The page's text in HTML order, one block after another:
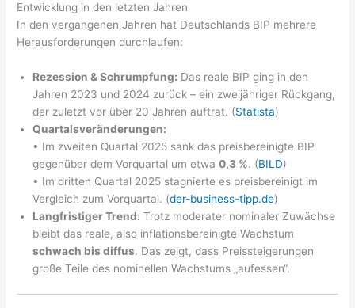
Entwicklung in den letzten Jahren
In den vergangenen Jahren hat Deutschlands BIP mehrere
Herausforderungen durchlaufen:
Rezession & Schrumpfung: Das reale BIP ging in den
Jahren 2023 und 2024 zurück – ein zweijähriger Rückgang,
der zuletzt vor über 20 Jahren auftrat. (Statista)
Quartalsveränderungen:
• Im zweiten Quartal 2025 sank das preisbereinigte BIP
gegenüber dem Vorquartal um etwa0,3 %. (BILD)
• Im dritten Quartal 2025 stagnierte es preisbereinigt im
Vergleich zum Vorquartal. (der-business-tipp.de)
Langfristiger Trend: Trotz moderater nominaler Zuwächse
bleibt das reale, also inflationsbereinigte Wachstum
schwach bis diffus. Das zeigt, dass Preissteigerungen
große Teile des nominellen Wachstums „aufessen“.